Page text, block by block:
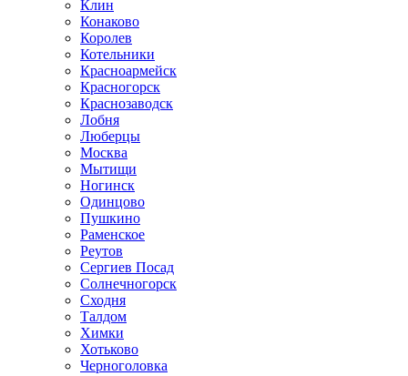
Клин
Конаково
Королев
Котельники
Красноармейск
Красногорск
Краснозаводск
Лобня
Люберцы
Москва
Мытищи
Ногинск
Одинцово
Пушкино
Раменское
Реутов
Сергиев Посад
Солнечногорск
Сходня
Талдом
Химки
Хотьково
Черноголовка